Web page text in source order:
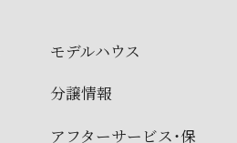
モデルハウス
分譲情報
アフターサービス・保